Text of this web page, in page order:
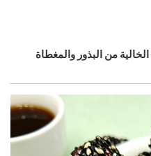
من البذور والمغطاة